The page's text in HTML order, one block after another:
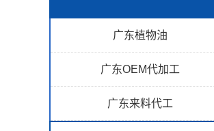
广东植物油
广东OEM代加工
广东来料代工